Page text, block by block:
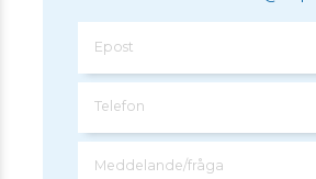
Epost
Telefon
Meddelande/fråga